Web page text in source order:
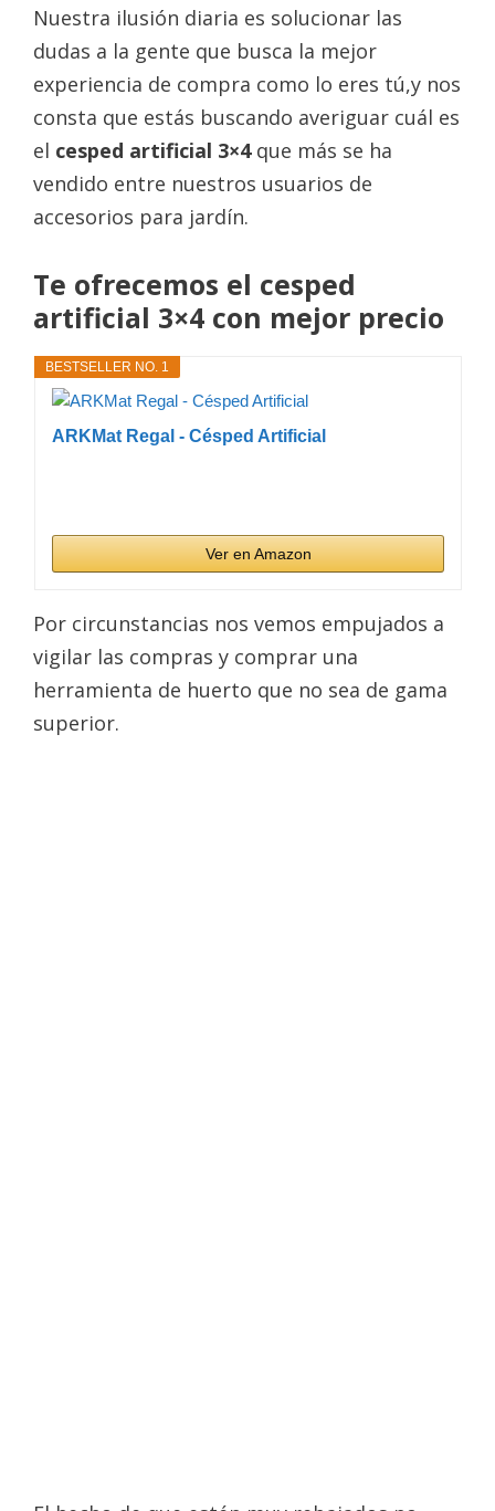
Nuestra ilusión diaria es solucionar las
dudas a la gente que busca la mejor
experiencia de compra como lo eres tú,y nos
consta que estás buscando averiguar cuál es
el cesped artificial 3×4que más se ha
vendido entre nuestros usuarios de
accesorios para jardín.
Te ofrecemos el cesped
artificial 3×4 con mejor precio
BESTSELLER NO. 1
ARKMat Regal - Césped Artificial
Ver en Amazon
Por circunstancias nos vemos empujados a
vigilar las compras y comprar una
herramienta de huerto que no sea de gama
superior.